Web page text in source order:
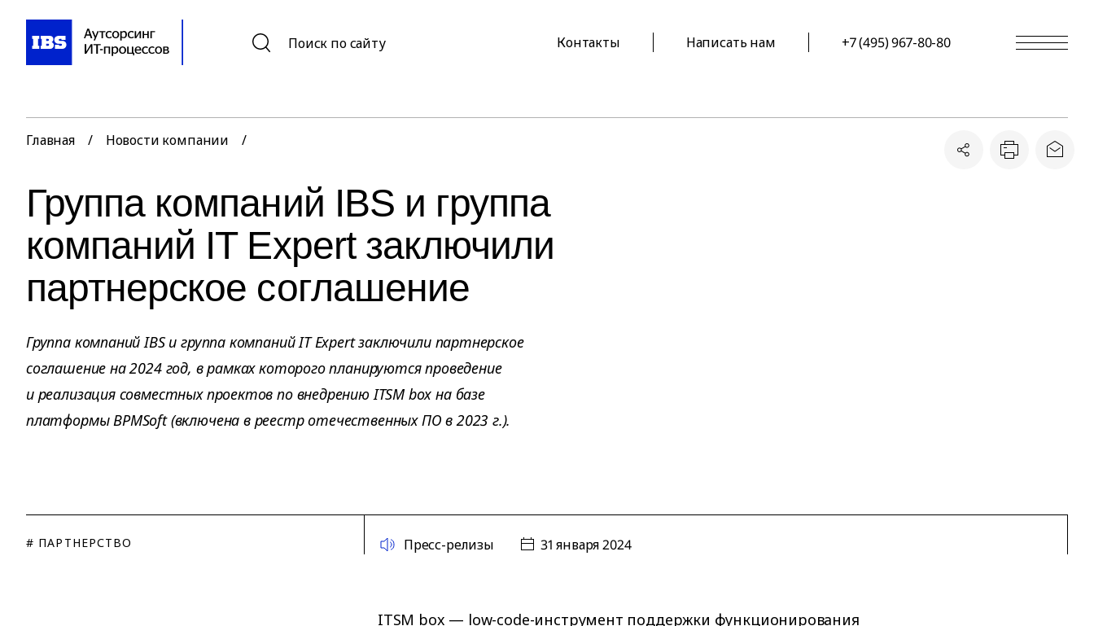
Поиск по сайту Контакты Написать нам +7 (495) 967-80-80
Главная / Новости компании /
Группа компаний IBS и группа
компаний IT Expert заключили
партнерское соглашение
Группа компаний IBS и группа компаний IT Expert заключили партнерское
соглашение на 2024 год, в рамках которого планируются проведение
и реализация совместных проектов по внедрению ITSM box на базе
платформы BPMSoft (включена в реестр отечественных ПО в 2023 г.).
# ПАРТНЕРСТВО Пресс-релизы 31 января 2024
ITSM box — low-code-инструмент поддержки функционирования